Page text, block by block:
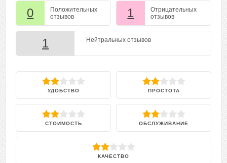
0
Положительных
отзывов
1
Отрицательных
отзывов
1 Нейтральных отзывов
УДОБСТВО ПРОСТОТА
СТОИМОСТЬ ОБСЛУЖИВАНИЕ
КАЧЕСТВО